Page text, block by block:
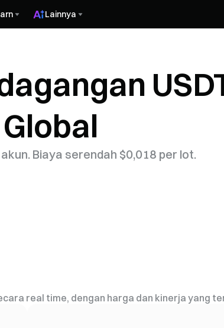
Lainnya
Biaya serendah $0,018 per lot.
real time, dengan harga dan kinerja yang